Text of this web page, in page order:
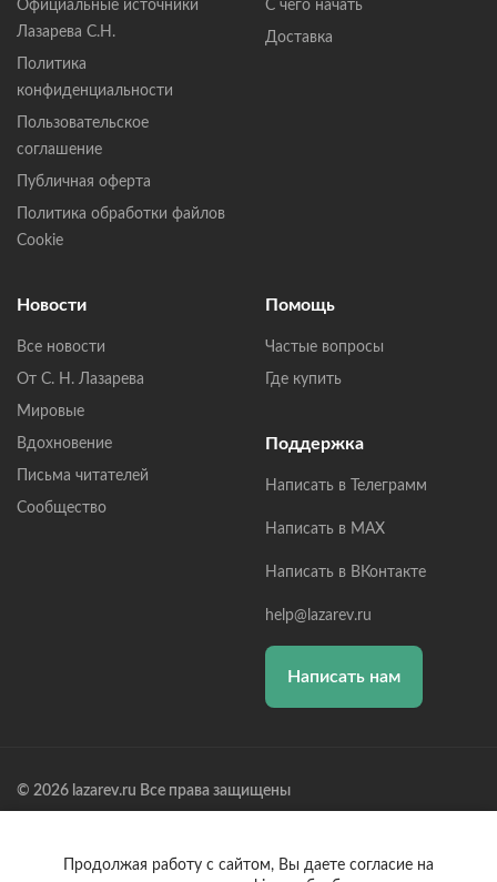
Официальные источники
Лазарева С.Н.
Политика
конфиденциальности
Пользовательское
соглашение
Публичная оферта
Политика обработки файлов
Cookie
С чего начать
Доставка
Новости
Все новости
От С. Н. Лазарева
Мировые
Вдохновение
Письма читателей
Сообщество
Помощь
Частые вопросы
Где купить
Поддержка
Написать в Телеграмм
Написать в MAX
Написать в ВКонтакте
help@lazarev.ru
Написать нам
© 2026 lazarev.ru Все права защищены
Банк: ОАО "АЛЬФА-БАНК" БИК: 044525593, К/С:
Продолжая работу с сайтом, Вы даете согласие на